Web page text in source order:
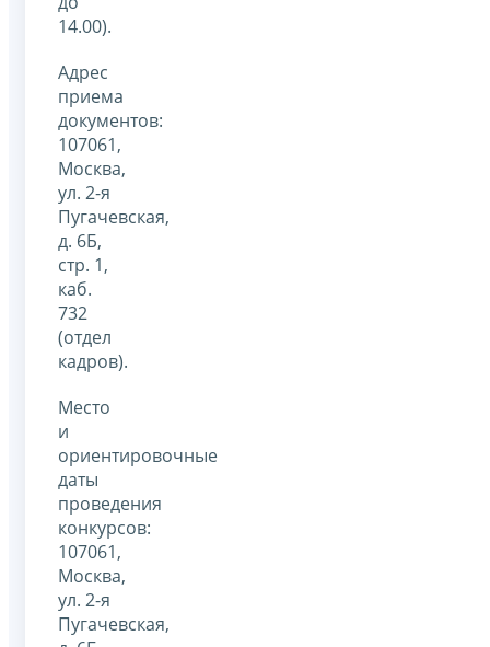
14.00).
Адрес
приема
документов:
107061,
Москва,
ул. 2-я
Пугачевская,
д. 6Б,
стр. 1,
каб.
732
(отдел
кадров).
Место
и
ориентировочные
даты
проведения
конкурсов:
107061,
Москва,
ул. 2-я
Пугачевская,